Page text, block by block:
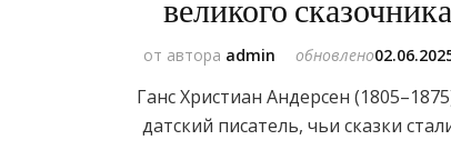
от автора admin обновлено
Ганс Христиан Андерсен
датский писатель, чьи сказки